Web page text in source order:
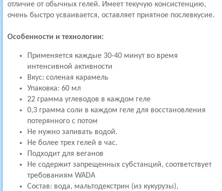
отличие от обычных гелей. Имеет текучую консистенцию,
очень быстро усваивается, оставляет приятное послевкусие.
Особенности и технологии:
Применяется каждые 30-40 минут во время
интенсивной активности
Вкус: соленая карамель
Упаковка: 60 мл
22 грамма углеводов в каждом геле
0,3 грамма соли в каждом геле для восстановления
потерянного с потом
Не нужно запивать водой.
Не более трех гелей в час.
Подходит для веганов
Не содержит запрещенных субстанций, соответствует
требованиям WADA
Состав: вода, мальтодекстрин (из кукурузы),